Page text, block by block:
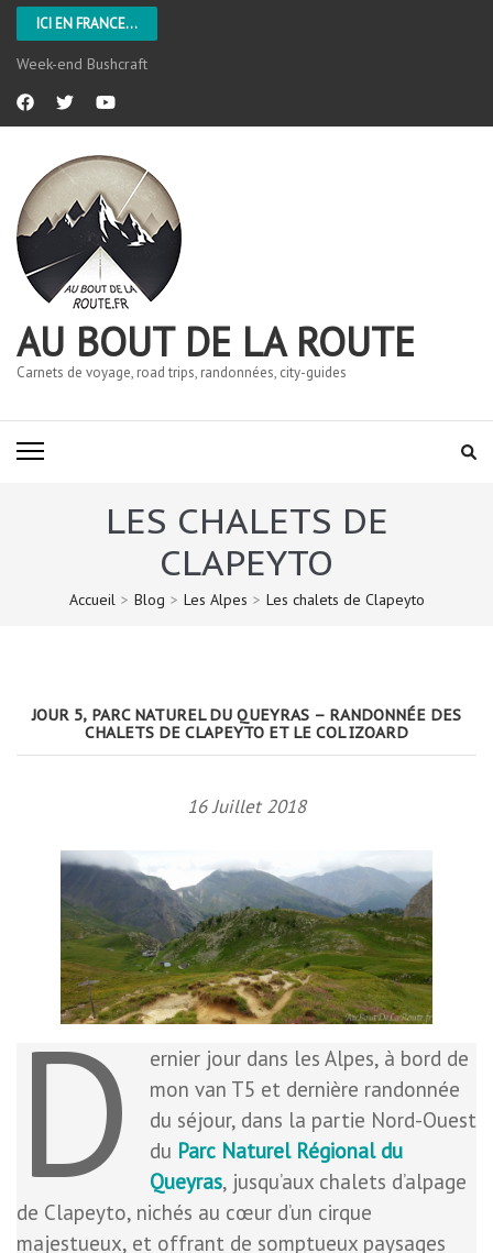
ICI EN FRANCE...
L’Aveyron
AU BOUT DE LA ROUTE
Carnets de voyage, road trips, randonnées, city-guides
LES CHALETS DE
CLAPEYTO
Accueil > Blog > Les Alpes > Les chalets de Clapeyto
JOUR 5, PARC NATUREL DU QUEYRAS – RANDONNÉE DES
CHALETS DE CLAPEYTO ET LE COL IZOARD
16 Juillet 2018
D
ernier jour dans les Alpes, à bord de
mon van T5 et dernière randonnée
du séjour, dans la partie Nord-Ouest
du Parc Naturel Régional du
Queyras, jusqu’aux chalets d’alpage
de Clapeyto, nichés au cœur d’un cirque
majestueux, et offrant de somptueux paysages